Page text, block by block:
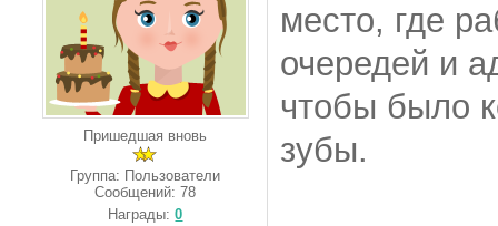
Пришедшая вновь
Группа: Пользователи
Сообщений:78
Награды:0
место, где
очередей и
чтобы было
зубы.